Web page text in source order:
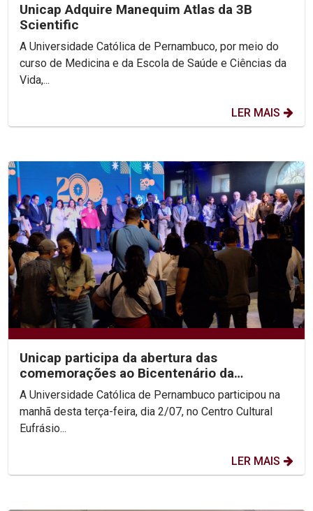
Unicap Adquire Manequim Atlas da 3B
Scientific
A Universidade Católica de Pernambuco, por meio do
curso de Medicina e da Escola de Saúde e Ciências da
Vida,...
LER MAIS
Unicap participa da abertura das
comemorações ao Bicentenário da
Confederação do Equador
A Universidade Católica de Pernambuco participou na
manhã desta terça-feira, dia 2/07, no Centro Cultural
Eufrásio...
LER MAIS